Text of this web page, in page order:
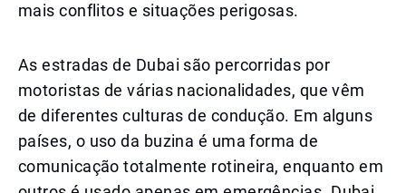
mais conflitos e situações perigosas.
As estradas de Dubai são percorridas por
motoristas de várias nacionalidades, que vêm
de diferentes culturas de condução. Em alguns
países, o uso da buzina é uma forma de
comunicação totalmente rotineira, enquanto em